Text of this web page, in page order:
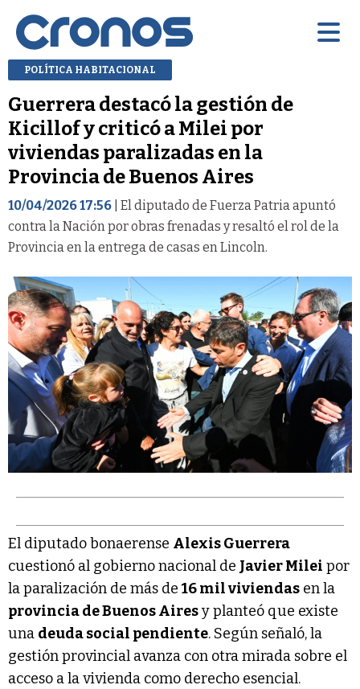
POLÍTICA HABITACIONAL
Guerrera destacó la gestión de
Kicillof y criticó a Milei por
viviendas paralizadas en la
Provincia de Buenos Aires
10/04/2026 17:56 | El diputado de Fuerza Patria apuntó
contra la Nación por obras frenadas y resaltó el rol de la
Provincia en la entrega de casas en Lincoln.
El diputado bonaerense Alexis Guerrera
cuestionó al gobierno nacional de Javier Milei por
la paralización de más de16 mil viviendas en la
provincia de Buenos Airesy planteó que existe
una deuda social pendiente. Según señaló, la
gestión provincial avanza con otra mirada sobre el
acceso a la vivienda como derecho esencial.